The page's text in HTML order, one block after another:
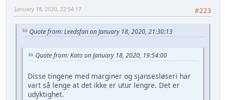
#223
January 18, 2020, 22:54:17
Quote from: Leedsfan on January 18, 2020, 21:30:13
Quote from: Kato on January 18, 2020, 19:54:00
Disse tingene med marginer og sjansesløseri har
vart så lenge at det ikke er utur lengre. Det er
udyktighet.